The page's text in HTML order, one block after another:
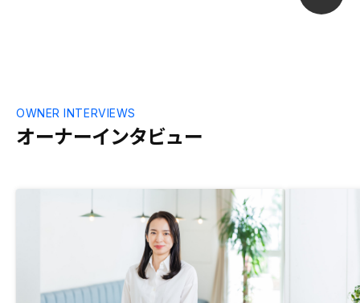
オーナーインタビュー
OWNER INTERVIEWS